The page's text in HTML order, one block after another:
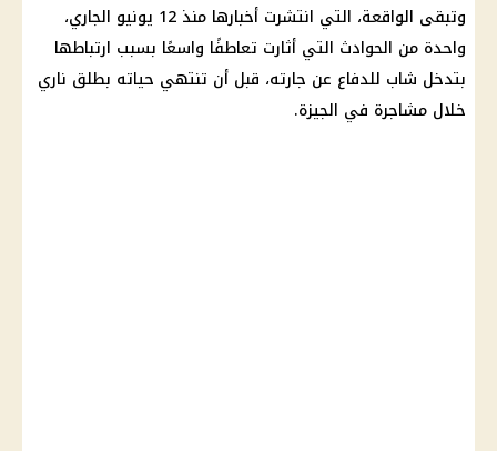
وتبقى الواقعة، التي انتشرت أخبارها منذ 12 يونيو الجاري،
واحدة من الحوادث التي أثارت تعاطفًا واسعًا بسبب ارتباطها
بتدخل شاب للدفاع عن جارته، قبل أن تنتهي حياته بطلق ناري
خلال مشاجرة في الجيزة.